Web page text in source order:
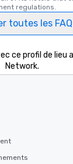
regulations.
toutes les FAQ
ce profil de lieu
Network.